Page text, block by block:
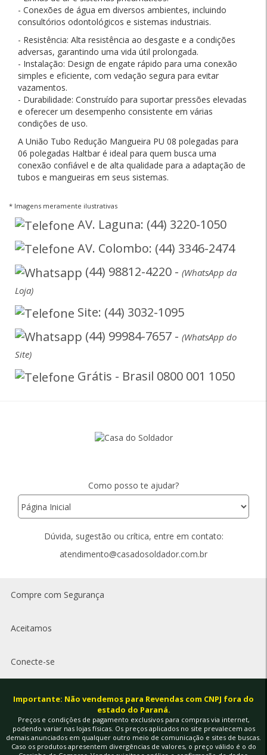
- Conexões de água em diversos ambientes, incluindo
consultórios odontológicos e sistemas industriais.
- Resistência: Alta resistência ao desgaste e a condições
adversas, garantindo uma vida útil prolongada.
- Instalação: Design de engate rápido para uma conexão
simples e eficiente, com vedação segura para evitar
vazamentos.
- Durabilidade: Construído para suportar pressões elevadas
e oferecer um desempenho consistente em várias
condições de uso.
A União Tubo Redução Mangueira PU 08 polegadas para
06 polegadas Haltbar é ideal para quem busca uma
conexão confiável e de alta qualidade para a adaptação de
tubos e mangueiras em seus sistemas.
* Imagens meramente ilustrativas
AV. Laguna: (44) 3220-1050
AV. Colombo: (44) 3346-2474
(44) 98812-4220 - (WhatsApp da
Loja)
Site: (44) 3032-1095
(44) 99984-7657 - (WhatsApp do
Site)
Grátis - Brasil 0800 001 1050
Como posso te ajudar?
Dúvida, sugestão ou crítica, entre em contato:
atendimento@casadosoldador.com.br
Compre com Segurança
Aceitamos
Conecte-se
Importante: Não vendemos para Revendas com CNPJ fora do
estado do Paraná.
Preços e condições de pagamento exclusivos para compras via internet,
podendo variar nas lojas físicas. Os preços aplicados no site prevalecem aos
demais anunciados em qualquer outro meio de comunicação e sites de buscas.
Caso os produtos apresentem divergências de valores, o preço válido é o do